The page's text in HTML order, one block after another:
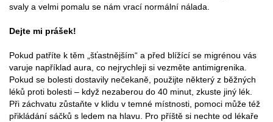
svaly a velmi pomalu se nám vrací normální nálada.
Dejte mi prášek!
Pokud patříte k těm „šťastnějším“ a před blížící se migrénou vás
varuje například aura, co nejrychleji si vezměte antimigrenika.
Pokud se bolesti dostavily nečekaně, použijte některý z běžných
léků proti bolesti – když nezaberou do 40 minut, zkuste jiný lék.
Při záchvatu zůstaňte v klidu v temné místnosti, pomoci může též
přikládání sáčků s ledem na hlavu. Pro příště si nechte od lékaře